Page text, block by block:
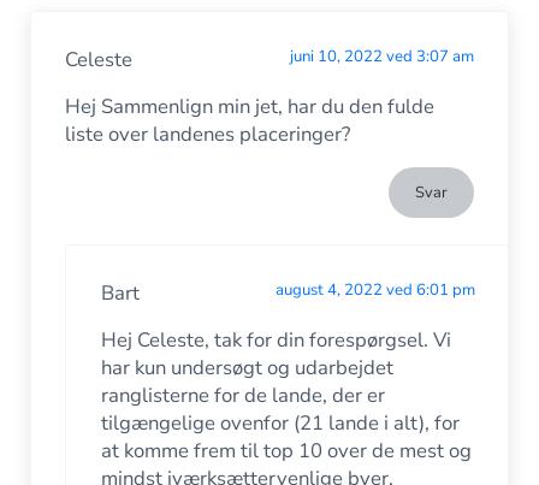
Celeste juni 10, 2022 ved 3:07 am
Hej Sammenlign min jet, har du den fulde
liste over landenes placeringer?
Svar
Bart august 4, 2022 ved 6:01 pm
Hej Celeste, tak for din forespørgsel. Vi
har kun undersøgt og udarbejdet
ranglisterne for de lande, der er
tilgængelige ovenfor (21 lande i alt), for
at komme frem til top 10 over de mest og
mindst iværksættervenlige byer.